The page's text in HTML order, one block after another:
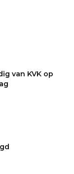
van KVK op